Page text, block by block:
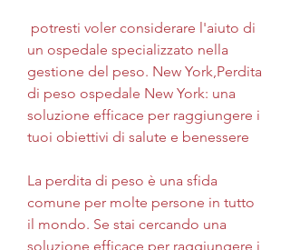
un ospedale specializzato nella
gestione del peso. New York,Perdita
di peso ospedale New York: una
soluzione efficace per raggiungere i
tuoi obiettivi di salute e benessere
La perdita di peso è una sfida
comune per molte persone in tutto
il mondo. Se stai cercando una
soluzione efficace per raggiungere i